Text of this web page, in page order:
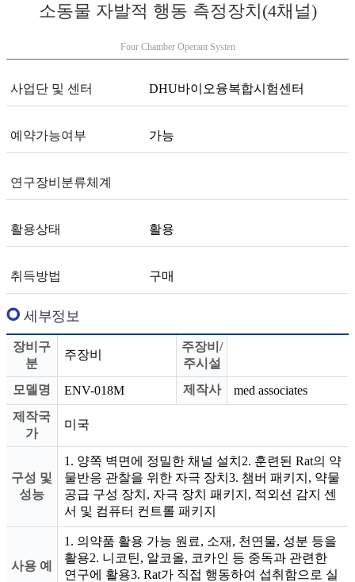
소동물 자발적 행동 측정장치(4채널)
Four Chamber Operant Systen
사업단 및 센터 DHU바이오융복합시험센터
예약가능여부 가능
연구장비분류체계
활용상태 활용
취득방법 구매
세부정보
장비구
분
주장비
주장비/
주시설
모델명
ENV-018M 제작사
med associates
제작국
가
미국
구성 및
성능
1. 양쪽 벽면에 정밀한 채널 설치2. 훈련된 Rat의 약
물반응 관찰을 위한 자극 장치3. 챔버 패키지, 약물
공급 구성 장치, 자극 장치 패키지, 적외선 감지 센
서 및 컴퓨터 컨트롤 패키지
사용 예
1. 의약품 활용 가능 원료, 소재, 천연물, 성분 등을
활용2. 니코틴, 알코올, 코카인 등 중독과 관련한
연구에 활용3. Rat가 직접 행동하여 섭취함으로 실